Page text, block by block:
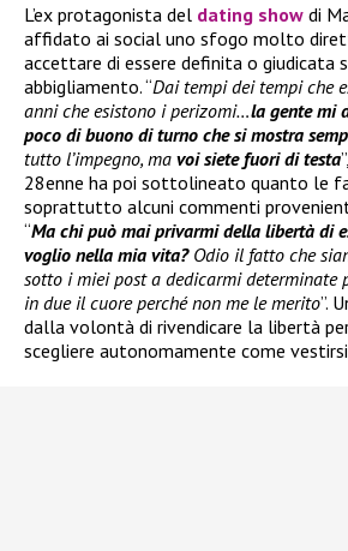
L’ex protagonista del dating show di
affidato ai social uno sfogo molto
accettare di essere definita o giudicata
abbigliamento. “Dai tempi dei tempi che
anni che esistono i perizomi…la gente mi
poco di buono di turno che si mostra
tutto l’impegno, ma voi siete fuori di testa
28enne ha poi sottolineato quanto le
soprattutto alcuni commenti
“Ma chi può mai privarmi della libertà di
voglio nella mia vita? Odio il fatto che
sotto i miei post a dedicarmi determinate
in due il cuore perché non me le merito”.
dalla volontà di rivendicare la libertà
scegliere autonomamente come vestirsi